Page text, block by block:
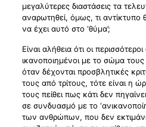
μεγαλύτερες διαστάσεις τα
αναρωτηθεί, όμως, τι αντίκτυπο
να έχει αυτό στο ‘θύμα’;
Είναι αλήθεια ότι οι
ικανοποιημένοι με το σώμα τους
όταν δέχονται προσβλητικές
τους από τρίτους, τότε είναι η
τους πείθει πως κάτι δεν
σε συνδυασμό με το
των ανθρώπων, που δεν